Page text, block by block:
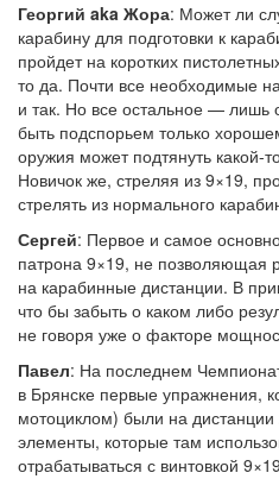
Георгий aka Жора: Может ли
карабину для подготовки к
пройдет на коротких
то да. Почти все необходимые
и так. Но все остальное — лишь
быть подспорьем только
оружия может подтянуть какой-
Новичок же, стреляя из 9×19,
стрелять из нормального
Сергей: Первое и самое
патрона 9×19, не позволяющая
на карабинные дистанции. В
что бы забыть о каком либо
не говоря уже о факторе
Павел: На последнем
в Брянске первые упражнения,
мотоциклом) были на
элементы, которые там
отрабатываться с винтовкой